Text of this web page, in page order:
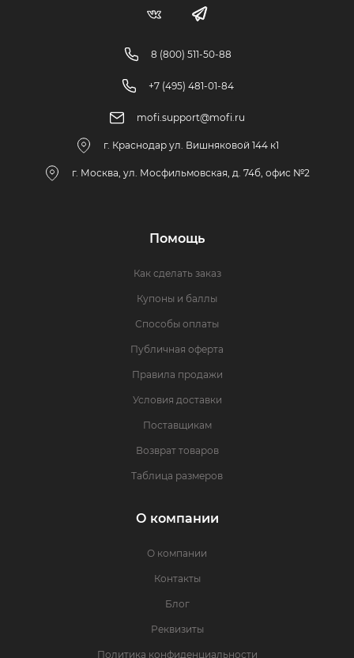
8 (800) 511-50-88
+7 (495) 481-01-84
mofi.support@mofi.ru
г. Краснодар ул. Вишняковой 144 к1
г. Москва, ул. Мосфильмовская, д. 74б, офис №2
Помощь
Как сделать заказ
Купоны и баллы
Способы оплаты
Публичная оферта
Правила продажи
Условия доставки
Поставщикам
Возврат товаров
Таблица размеров
О компании
О компании
Контакты
Блог
Реквизиты
Политика конфиденциальности